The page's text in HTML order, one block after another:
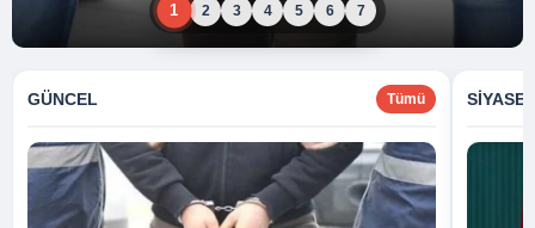
1 2 3 4 5 6 7
GÜNCEL Tümü